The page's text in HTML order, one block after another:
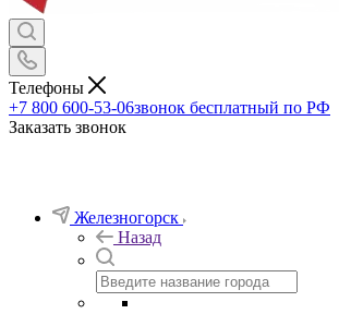
Термосы
Часы